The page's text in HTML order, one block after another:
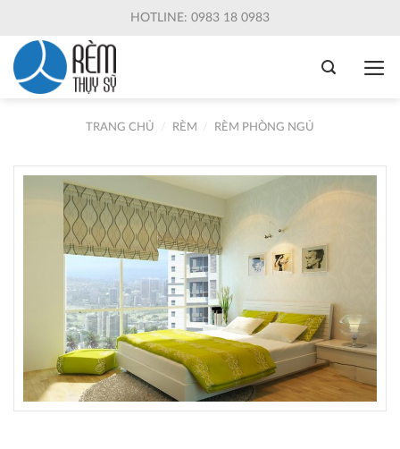
content
HOTLINE: 0983 18 0983
TRANG CHỦ RÈM RÈM PHÒNG NGỦ